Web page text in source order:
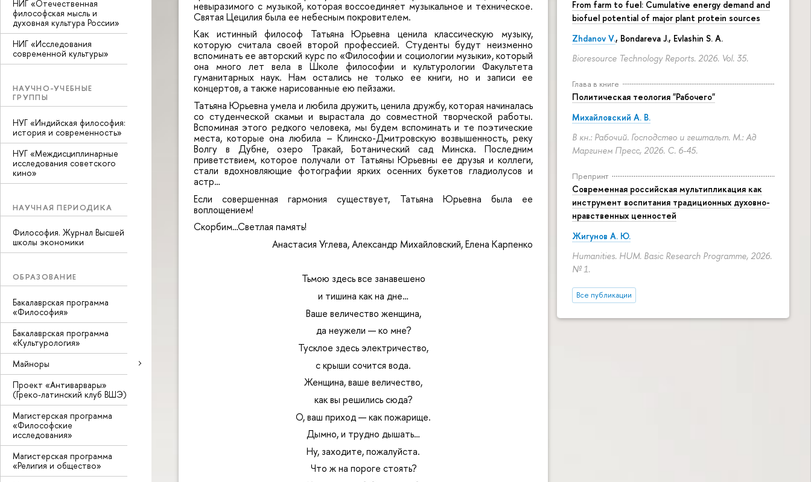
НИГ «Отечественная
философская мысль и
духовная культура России»
НИГ «Исследования
современной культуры»
НАУЧНО-УЧЕБНЫЕ
ГРУППЫ
НУГ «Индийская философия:
история и современность»
НУГ «Междисциплинарные
исследования советского
кино»
НАУЧНАЯ ПЕРИОДИКА
Философия. Журнал Высшей
школы экономики
ОБРАЗОВАНИЕ
Бакалаврская программа
«Философия»
Бакалаврская программа
«Культурология»
Майноры
Проект «Антиварвары»
(Греко-латинский клуб ВШЭ)
Магистерская программа
«Философские
исследования»
Магистерская программа
«Религия и общество»
From farm to fuel: Cumulative energy demand and
biofuel potential of major plant protein sources
Zhdanov V., Bondareva J., Evlashin S. A.
Bioresource Technology Reports. 2026. Vol. 35.
Глава в книге
Политическая теология "Рабочего"
Михайловский А. В.
В кн.: Рабочий. Господство и гештальт. М.: Ад
Маргинем Пресс, 2026. С. 6-45.
Препринт
Современная российская мультипликация как
инструмент воспитания традиционных духовно-
нравственных ценностей
Жигунов А. Ю.
Humanities. HUM. Basic Research Programme, 2026.
№ 1.
Все публикации
невыразимого с музыкой, которая воссоединяет музыкальное и техническое.
Святая Цецилия была ее небесным покровителем.
Как истинный философ Татьяна Юрьевна ценила классическую музыку,
которую считала своей второй профессией. Студенты будут неизменно
вспоминать ее авторский курс по «Философии и социологии музыки», который
она много лет вела в Школе философии и культурологии Факультета
гуманитарных наук. Нам остались не только ее книги, но и записи ее
концертов, а также нарисованные ею пейзажи.
Татьяна Юрьевна умела и любила дружить, ценила дружбу, которая начиналась
со студенческой скамьи и вырастала до совместной творческой работы.
Вспоминая этого редкого человека, мы будем вспоминать и те поэтические
места, которые она любила – Клинско-Дмитровскую возвышенность, реку
Волгу в Дубне, озеро Тракай, Ботанический сад Минска. Последним
приветствием, которое получали от Татьяны Юрьевны ее друзья и коллеги,
стали вдохновляющие фотографии ярких осенних букетов гладиолусов и
астр…
Если совершенная гармония существует, Татьяна Юрьевна была ее
воплощением!
Скорбим…Светлая память!
Анастасия Углева, Александр Михайловский, Елена Карпенко
Тьмою здесь все занавешено
и тишина как на дне…
Ваше величество женщина,
да неужели — ко мне?
Тусклое здесь электричество,
с крыши сочится вода.
Женщина, ваше величество,
как вы решились сюда?
О, ваш приход — как пожарище.
Дымно, и трудно дышать…
Ну, заходите, пожалуйста.
Что ж на пороге стоять?